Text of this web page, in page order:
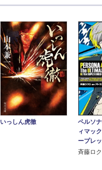
いっしん虎徹
ペルソ
ィマッ
ープレ
斉藤ロ